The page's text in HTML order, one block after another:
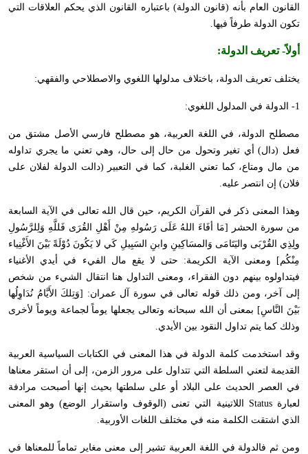
القانون العام بأنه (قانون الدولة) باعتباره القانون الذي يحكم العلاقات التي
تكون الدولة طرفاً فيها.
أولاً-تعريف الدولة:
يختلف تعريف الدولة، باختلاف مدلولها اللغوي والاصطلاحي والفقهي:
1- الدولة في المدلول اللغوي:
مصطلح الدولة، في اللغة العربية، هو مصطلح فارسي الأصل مشتق من
فعل (دال) أي تغير وتحول من حال إلى حال، وهي تعني ما يجري تداوله
من مال ومتاع، كما تعني الغلبة، كما في التعبير (دالت الدولة لفلان على
فلان) إن انتصر عليه.
وهذا المعنى ذكر في القرآن الكريم، حين قال الله تعالى في الآية السابعة
من سورة الحشر
]مَا أفَاءَ اللهُ عَلَى رَسُولهِ مِنْ أَهْلِ القُرَى فَللَّهِ وَلِلرَّسُولِ
ولِذِي القُرْبَى واليَتَامَى وَالمسَاكِينِ وابنِ السَبِيلِ كَي لا يَكُونَ دُوْلَةً بَيْنَ الأَغْنِياء
مِنْكُم[
ومعنى الآية الكريمة: حتى لا يقع مال الفيء في أيدي الأغنياء
فيتداولوه بينهم دون الفقراء، ومعنى التداول هنا انتقال الشيء من شخص
إلى آخر، ومن ذلك قوله تعالى في سورة آل عمران: ]وَتِلكَ الأَيَّامُ نُدَاوِلُها
بَيْنَ النَّاسِ[ بمعنى أن الله سبحانه وتعالى يجعلها يوماً لجماعة ويوماً لأخرى
وذلك كما يتم تداول النقود بين الأيدي.
وقد استخدمت كلمة الدولة في هذا المعنى في الكتابات السياسية العربية
القديمة لتعني السلطة التي تتداول على مرور الزمن، إلى أن استقر معناها
في العصر الحديث على البلاد أو على سلطتها بحيث إنها أصبحت مرادفة
لعبارةStatus اللاتينية التي تعنى (الوقوف واستقرار الوضع) وهو المعنى
الذي اشتقت الكلمة منه في مختلف اللغات الأوربية.
ومن ثم فالدولة في اللغة العربية تشير إلى معنى مغاير تماماً للمعناها في